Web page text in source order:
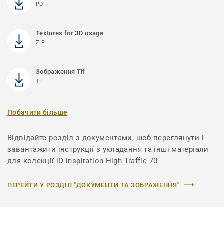
PDF
Textures for 3D usage
ZIP
Зображення Tif
TIF
Побачити більше
Відвідайте розділ з документами, щоб переглянути і
завантажити інструкції з укладання та інші матеріали
для колекції iD inspiration High Traffic 70
ПЕРЕЙТИ У РОЗДІЛ "ДОКУМЕНТИ ТА ЗОБРАЖЕННЯ"